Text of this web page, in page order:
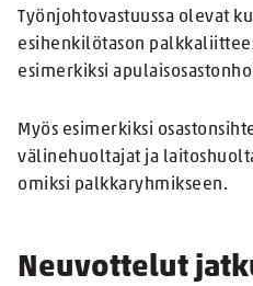
Työnjohtovastuussa olevat
esihenkilötason
esimerkiksi
Myös esimerkiksi
välinehuoltajat ja
omiksi palkkaryhmikseen.
Neuvottelut